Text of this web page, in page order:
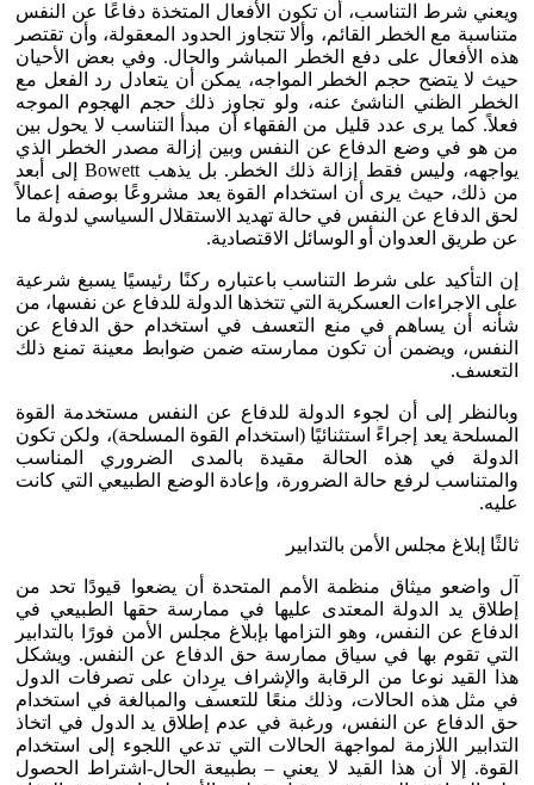
ويعني شرط التناسب، أن تكون الأفعال المتخذة دفاعًا عن النفس
متناسبة مع الخطر القائم، وألا تتجاوز الحدود المعقولة، وأن تقتصر
هذه الأفعال على دفع الخطر المباشر والحال. وفي بعض الأحيان
حيث لا يتضح حجم الخطر المواجه، يمكن أن يتعادل رد الفعل مع
الخطر الظني الناشئ عنه، ولو تجاوز ذلك حجم الهجوم الموجه
فعلاً. كما يرى عدد قليل من الفقهاء أن مبدأ التناسب لا يحول بين
من هو في وضع الدفاع عن النفس وبين إزالة مصدر الخطر الذي
يواجهه، وليس فقط إزالة ذلك الخطر. بل يذهب Bowett إلى أبعد
من ذلك، حيث يرى أن استخدام القوة يعد مشروعًا بوصفه إعمالاً
لحق الدفاع عن النفس في حالة تهديد الاستقلال السياسي لدولة ما
عن طريق العدوان أو الوسائل الاقتصادية.
إن التأكيد على شرط التناسب باعتباره ركنًا رئيسيًا يسبغ شرعية
على الاجراءات العسكرية التي تتخذها الدولة للدفاع عن نفسها، من
شأنه أن يساهم في منع التعسف في استخدام حق الدفاع عن
النفس، ويضمن أن تكون ممارسته ضمن ضوابط معينة تمنع ذلك
التعسف.
وبالنظر إلى أن لجوء الدولة للدفاع عن النفس مستخدمة القوة
المسلحة يعد إجراءً استثنائيًا (استخدام القوة المسلحة)، ولكن تكون
الدولة في هذه الحالة مقيدة بالمدى الضروري المناسب
والمتناسب لرفع حالة الضرورة، وإعادة الوضع الطبيعي التي كانت
عليه.
ثالثًا إبلاغ مجلس الأمن بالتدابير
آل واضعو ميثاق منظمة الأمم المتحدة أن يضعوا قيودًا تحد من
إطلاق يد الدولة المعتدى عليها في ممارسة حقها الطبيعي في
الدفاع عن النفس، وهو التزامها بإبلاغ مجلس الأمن فورًا بالتدابير
التي تقوم بها في سياق ممارسة حق الدفاع عن النفس. ويشكل
هذا القيد نوعا من الرقابة والإشراف يرِدان على تصرفات الدول
في مثل هذه الحالات، وذلك منعًا للتعسف والمبالغة في استخدام
حق الدفاع عن النفس، ورغبة في عدم إطلاق يد الدول في اتخاذ
التدابير اللازمة لمواجهة الحالات التي تدعي اللجوء إلى استخدام
القوة. إلا أن هذا القيد لا يعني – بطبيعة الحال-اشتراط الحصول